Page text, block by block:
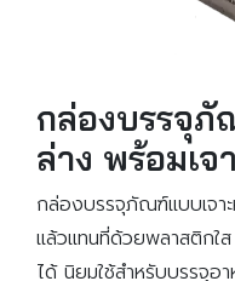
กล่องบรรจุ
ล่าง พร้อมเจ
กล่องบรรจุภัณฑ์แบบเจาะ
แล้วแทนที่ด้วยพลาสติกใส
ได้ นิยมใช้สำหรับบรรจุอ